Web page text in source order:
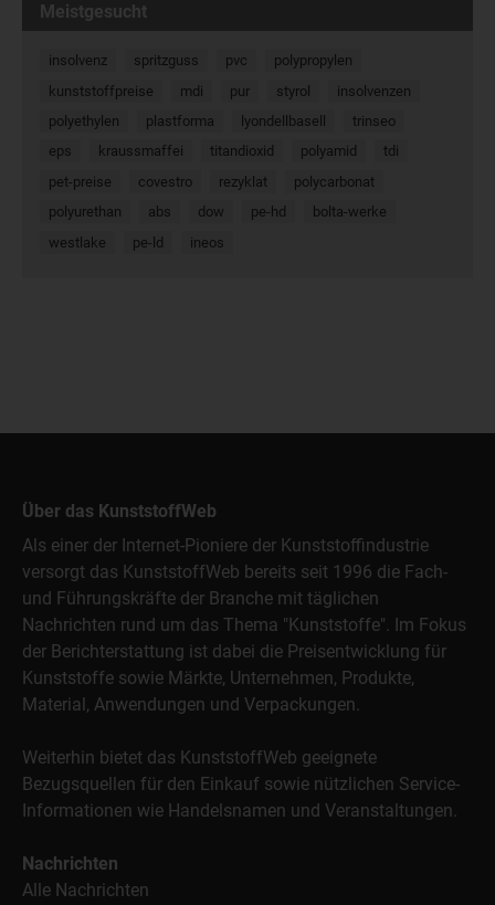
Meistgesucht
insolvenz spritzguss pvc
polypropylen
kunststoffpreise
mdi pur styrol
insolvenzen
polyethylen
plastforma lyondellbasell
trinseo
eps
kraussmaffei titandioxid polyamid
tdi
pet-preise
covestro rezyklat
polycarbonat
polyurethan
abs dow pe-hd
bolta-werke
westlake
pe-ld ineos
Über das KunststoffWeb
Als einer der Internet-Pioniere der Kunststoffindustrie
versorgt das KunststoffWeb bereits seit 1996 die Fach-
und Führungskräfte der Branche mit täglichen
Nachrichten rund um das Thema "Kunststoffe". Im Fokus
der Berichterstattung ist dabei die Preisentwicklung für
Kunststoffe sowie Märkte, Unternehmen, Produkte,
Material, Anwendungen und Verpackungen.
Weiterhin bietet das KunststoffWeb geeignete
Bezugsquellen für den Einkauf sowie nützlichen Service-
Informationen wie Handelsnamen und Veranstaltungen.
Nachrichten
Alle Nachrichten